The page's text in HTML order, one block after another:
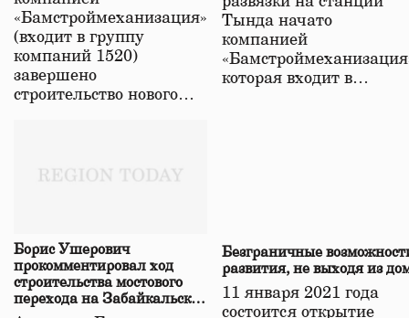
«Бамстроймеханизация»
(входит в группу
компаний 1520)
завершено
строительство нового…
Тында начато
компанией
которая входит в…
Борис Ушерович
прокомментировал ход
строительства мостового
перехода на Забайкальской
Безграничные
развития, не выходя из
11 января 2021 года
состоится открытие